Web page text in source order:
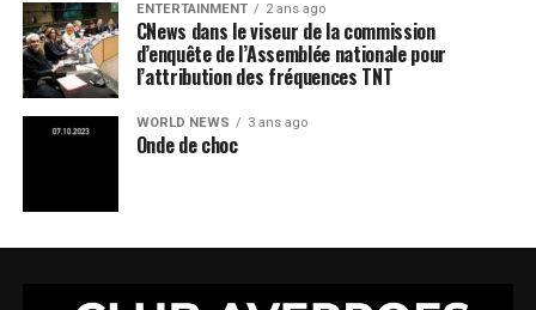
ENTERTAINMENT 2 ans ago
CNews dans le viseur de la commission
d’enquête de l’Assemblée nationale pour
l’attribution des fréquences TNT
WORLD NEWS 3 ans ago
Onde de choc